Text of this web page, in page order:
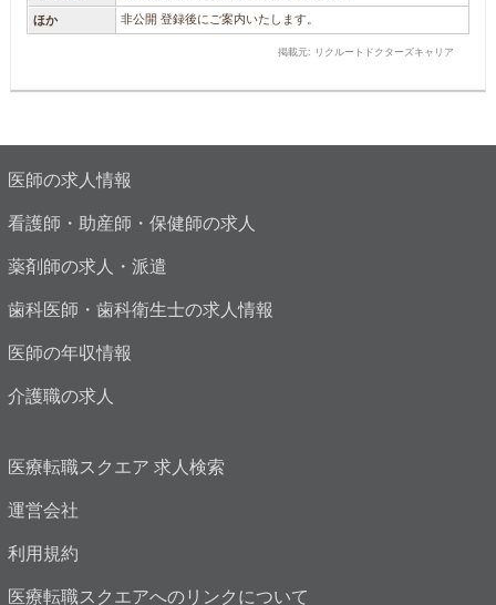
ほか 非公開 登録後にご案内いたします。
掲載元: リクルートドクターズキャリア
医師の求人情報
看護師・助産師・保健師の求人
薬剤師の求人・派遣
歯科医師・歯科衛生士の求人情報
医師の年収情報
介護職の求人
医療転職スクエア 求人検索
運営会社
利用規約
医療転職スクエアへのリンクについて